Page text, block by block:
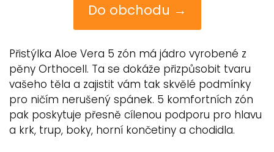
Do obchodu →
Přistýlka Aloe Vera 5 zón má jádro vyrobené z
pěny Orthocell. Ta se dokáže přizpůsobit tvaru
vašeho těla a zajistit vám tak skvělé podmínky
pro ničím nerušený spánek. 5 komfortních zón
pak poskytuje přesně cílenou podporu pro hlavu
a krk, trup, boky, horní končetiny a chodidla.